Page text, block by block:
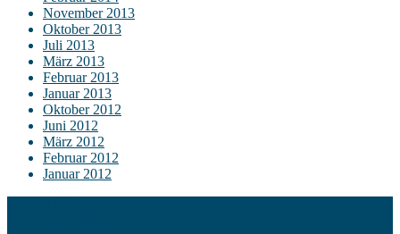
November 2013
Oktober 2013
Juli 2013
März 2013
Februar 2013
Januar 2013
Oktober 2012
Juni 2012
März 2012
Februar 2012
Januar 2012